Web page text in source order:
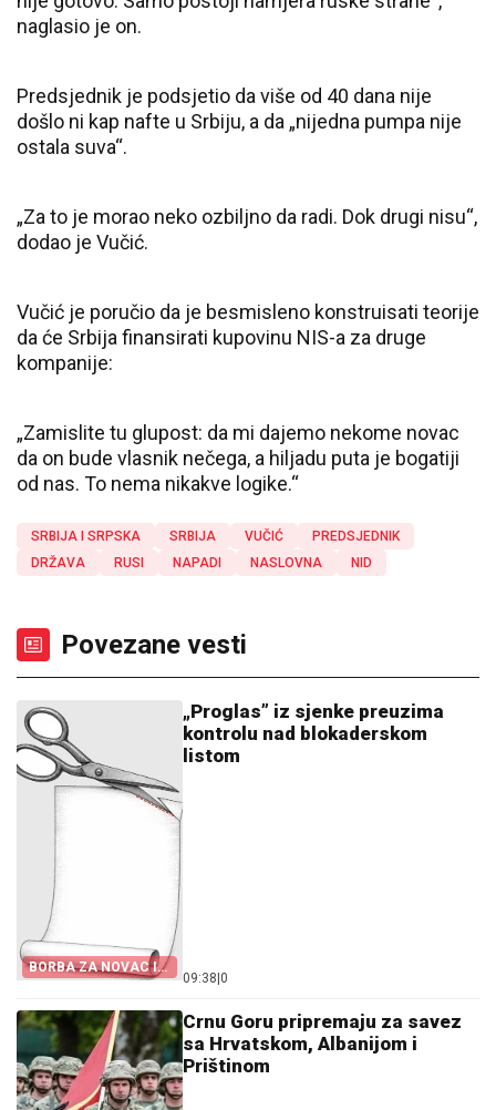
naglasio je on.
Predsjednik je podsjetio da više od 40 dana nije
došlo ni kap nafte u Srbiju, a da „nijedna pumpa nije
ostala suva“.
„Za to je morao neko ozbiljno da radi. Dok drugi nisu“,
dodao je Vučić.
Vučić je poručio da je besmisleno konstruisati teorije
da će Srbija finansirati kupovinu NIS-a za druge
kompanije:
„Zamislite tu glupost: da mi dajemo nekome novac
da on bude vlasnik nečega, a hiljadu puta je bogatiji
od nas. To nema nikakve logike.“
SRBIJA I SRPSKA SRBIJA VUČIĆ
PREDSJEDNIK
DRŽAVA
RUSI NAPADI NASLOVNA NID
Povezane vesti
BORBA ZA NOVAC I
KANDIDATE
„Proglas” iz sjenke preuzima
kontrolu nad blokaderskom
listom
09:38 0
Crnu Goru pripremaju za savez
sa Hrvatskom, Albanijom i
Prištinom